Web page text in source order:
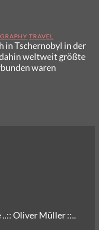
TRAVEL
in Tschernobyl in der
weltweit größte
waren
Oliver Müller ::..